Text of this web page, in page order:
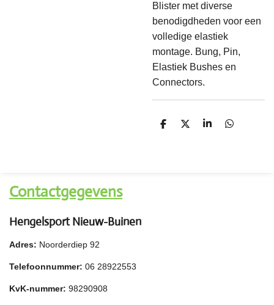
Blister met diverse
benodigdheden voor een
volledige elastiek
montage. Bung, Pin,
Elastiek Bushes en
Connectors.
D
D
S
D
Contactgegevens
Hengelsport Nieuw-Buinen
Adres: Noorderdiep 92
Telefoonnummer: 06 28922553
KvK-nummer: 98290908